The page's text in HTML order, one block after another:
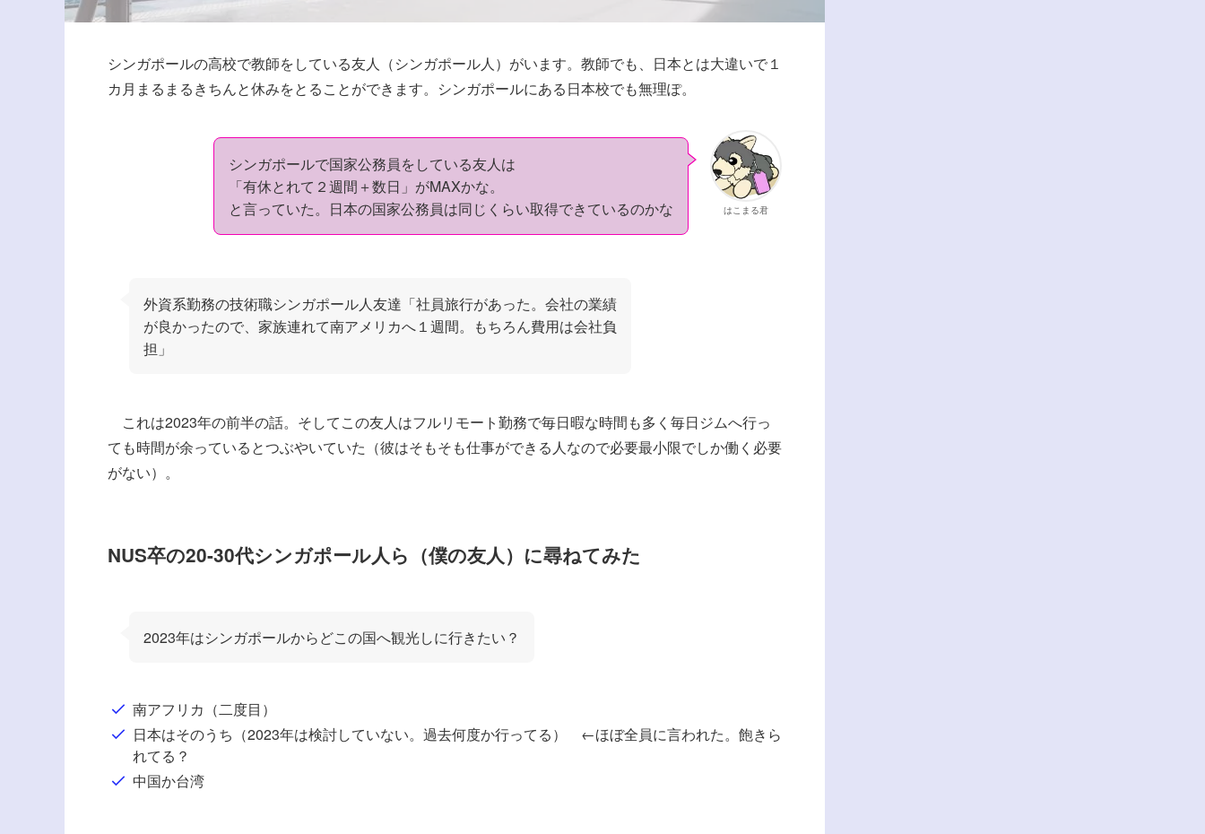
シンガポールの高校で教師をしている友人（シンガポール人）がいます。教師でも、日本とは大違いで１
カ月まるまるきちんと休みをとることができます。シンガポールにある日本校でも無理ぽ。
はこまる君
シンガポールで国家公務員をしている友人は
「有休とれて２週間＋数日」がMAXかな。
と言っていた。日本の国家公務員は同じくらい取得できているのかな
外資系勤務の技術職シンガポール人友達「社員旅行があった。会社の業績
が良かったので、家族連れて南アメリカへ１週間。もちろん費用は会社負
担」
これは2023年の前半の話。そしてこの友人はフルリモート勤務で毎日暇な時間も多く毎日ジムへ行っ
ても時間が余っているとつぶやいていた（彼はそもそも仕事ができる人なので必要最小限でしか働く必要
がない）。
NUS卒の20-30代シンガポール人ら（僕の友人）に尋ねてみた
2023年はシンガポールからどこの国へ観光しに行きたい？
南アフリカ（二度目）
日本はそのうち（2023年は検討していない。過去何度か行ってる） ←ほぼ全員に言われた。飽きら
れてる？
中国か台湾